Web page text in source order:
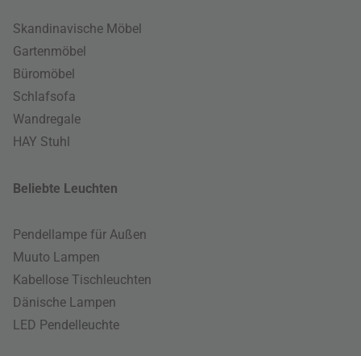
Skandinavische Möbel
Gartenmöbel
Büromöbel
Schlafsofa
Wandregale
HAY Stuhl
Beliebte Leuchten
Pendellampe für Außen
Muuto Lampen
Kabellose Tischleuchten
Dänische Lampen
LED Pendelleuchte